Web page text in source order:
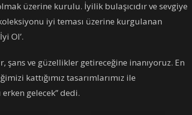
üzerine kurulu. İyilik bulaşıcıdır ve sevgiye
iyi teması üzerine kurgulanan
Ol’.
ve güzellikler getireceğine inanıyoruz. En
kattığımız tasarımlarımız ile
gelecek” dedi.